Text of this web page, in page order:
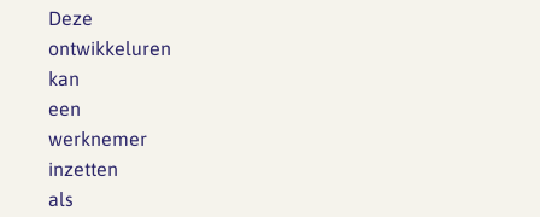
Deze
ontwikkeluren
kan
een
werknemer
inzetten
als